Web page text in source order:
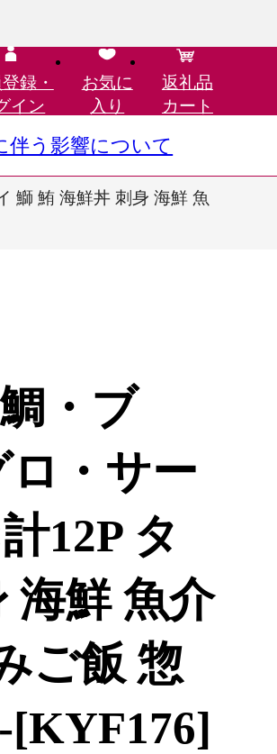
録・
イン
お気に
入り
返礼品
カート
伴う影響について
鰤 鮪 海鮮丼 刺身 海鮮 魚
・ブ
・サー
12P タ
海鮮 魚介
ご飯 惣
[KYF176]